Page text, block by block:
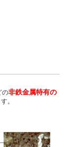
の非鉄金属特有の
。